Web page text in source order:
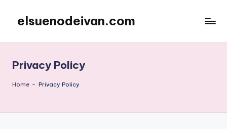
content
elsuenodeivan.com
Privacy Policy
Home - Privacy Policy